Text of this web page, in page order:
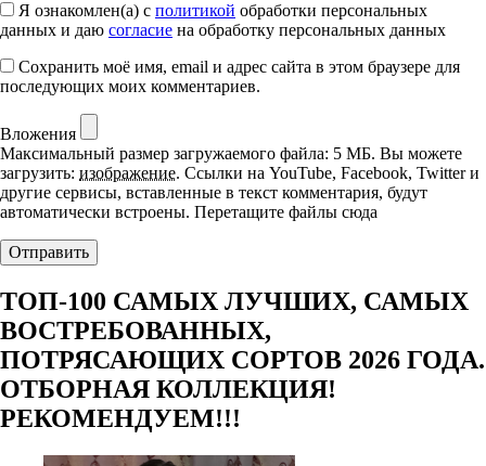
Я ознакомлен(а) с политикой обработки персональных
данных и даю согласие на обработку персональных данных
Сохранить моё имя, email и адрес сайта в этом браузере для
последующих моих комментариев.
Вложения
Максимальный размер загружаемого файла: 5 МБ. Вы можете
загрузить: изображение. Ссылки на YouTube, Facebook, Twitter и
другие сервисы, вставленные в текст комментария, будут
автоматически встроены. Перетащите файлы сюда
ТОП-100 САМЫХ ЛУЧШИХ, САМЫХ
ВОСТРЕБОВАННЫХ,
ПОТРЯСАЮЩИХ СОРТОВ 2026 ГОДА.
ОТБОРНАЯ КОЛЛЕКЦИЯ!
РЕКОМЕНДУЕМ!!!